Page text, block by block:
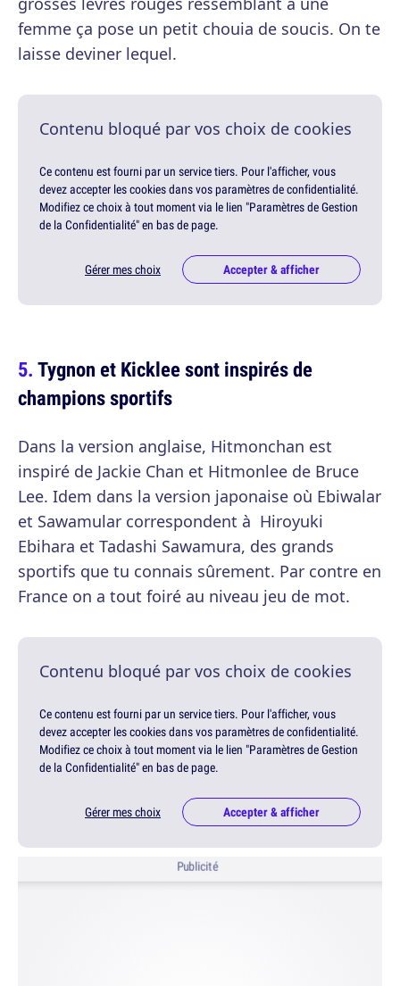
femme ça pose un petit chouia de soucis. On te
laisse deviner lequel.
Contenu bloqué par vos choix de cookies
Ce contenu est fourni par un service tiers. Pour l'afficher, vous
devez accepter les cookies dans vos paramètres de confidentialité.
Modifiez ce choix à tout moment via le lien "Paramètres de Gestion
de la Confidentialité" en bas de page.
Gérer mes choix Accepter & afficher
Tygnon et Kicklee sont inspirés de
champions sportifs
Dans la version anglaise, Hitmonchan est
inspiré de Jackie Chan et Hitmonlee de Bruce
Lee. Idem dans la version japonaise où Ebiwalar
et Sawamular correspondent à Hiroyuki
Ebihara et Tadashi Sawamura, des grands
sportifs que tu connais sûrement. Par contre en
France on a tout foiré au niveau jeu de mot.
Contenu bloqué par vos choix de cookies
Ce contenu est fourni par un service tiers. Pour l'afficher, vous
devez accepter les cookies dans vos paramètres de confidentialité.
Modifiez ce choix à tout moment via le lien "Paramètres de Gestion
de la Confidentialité" en bas de page.
Gérer mes choix Accepter & afficher
Publicité